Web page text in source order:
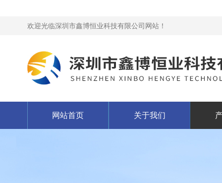
欢迎光临深圳市鑫博恒业科技有限公司网站！
网站首页 关于我们